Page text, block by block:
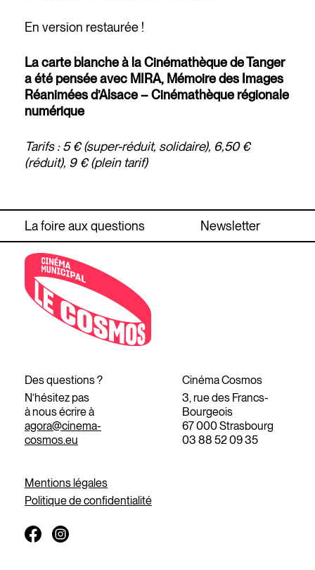
En version restaurée !
La carte blanche à la Cinémathèque de Tanger
a été pensée avec MIRA, Mémoire des Images
Réanimées d’Alsace – Cinémathèque régionale
numérique
Tarifs : 5 € (super-réduit, solidaire), 6,50 €
(réduit), 9 € (plein tarif)
La foire aux questions Newsletter
Des questions ?
N’hésitez pas
à nous écrire à
agora@cinema-
cosmos.eu
Cinéma Cosmos
3, rue des Francs-
Bourgeois
67 000 Strasbourg
03 88 52 09 35
Mentions légales
Politique de confidentialité